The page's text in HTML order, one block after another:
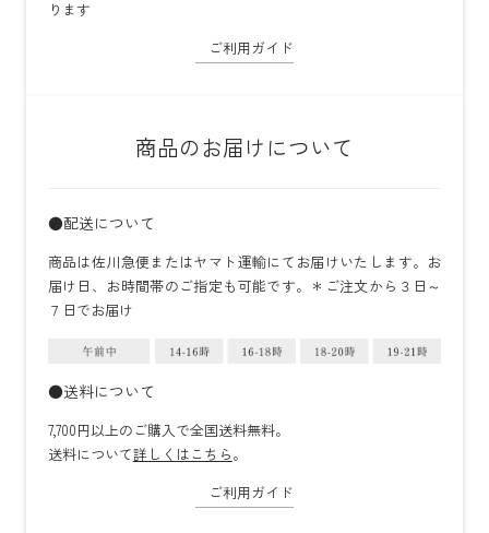
ります
ご利用ガイド
商品のお届けについて
●配送について
商品は佐川急便またはヤマト運輸にてお届けいたします。お
届け日、お時間帯のご指定も可能です。＊ご注文から３日～
７日でお届け
●送料について
7,700円以上のご購入で全国送料無料。
送料について詳しくはこちら。
ご利用ガイド